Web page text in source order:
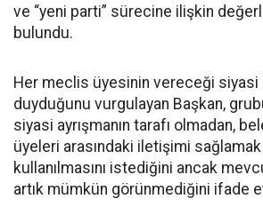
ve “yeni parti” sürecine ilişkin
bulundu.
Her meclis üyesinin vereceği siyasi
duyduğunu vurgulayan Başkan,
siyasi ayrışmanın tarafı olmadan,
üyeleri arasındaki iletişimi sağlamak
kullanılmasını istediğini ancak
artık mümkün görünmediğini ifade